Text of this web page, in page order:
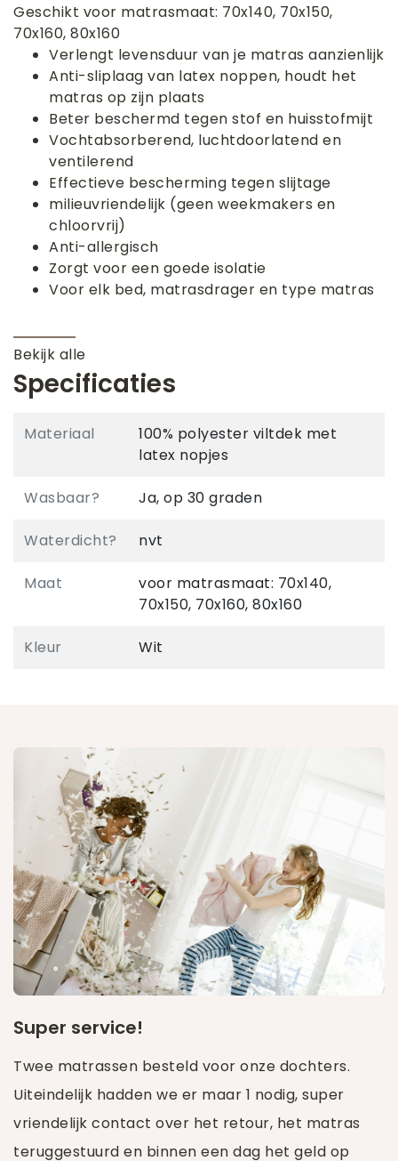
Geschikt voor matrasmaat: 70x140, 70x150,
70x160, 80x160
Verlengt levensduur van je matras aanzienlijk
Anti-sliplaag van latex noppen, houdt het
matras op zijn plaats
Beter beschermd tegen stof en huisstofmijt
Vochtabsorberend, luchtdoorlatend en
ventilerend
Effectieve bescherming tegen slijtage
milieuvriendelijk (geen weekmakers en
chloorvrij)
Anti-allergisch
Zorgt voor een goede isolatie
Voor elk bed, matrasdrager en type matras
Bekijk alle
Specificaties
Materiaal
100% polyester viltdek met
latex nopjes
Wasbaar? Ja, op 30 graden
Waterdicht? nvt
Maat
voor matrasmaat: 70x140,
70x150, 70x160, 80x160
Kleur Wit
Super service!
Twee matrassen besteld voor onze dochters.
Uiteindelijk hadden we er maar 1 nodig, super
vriendelijk contact over het retour, het matras
teruggestuurd en binnen een dag het geld op